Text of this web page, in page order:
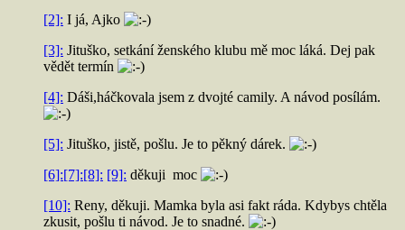
[2]: I já, Ajko
[3]: Jituško, setkání ženského klubu mě moc láká. Dej pak
vědět termín
[4]: Dáši,háčkovala jsem z dvojté camily. A návod posílám.
[5]: Jituško, jistě, pošlu. Je to pěkný dárek.
[6]:[7]:[8]: [9]: děkuji moc
[10]: Reny, děkuji. Mamka byla asi fakt ráda. Kdybys chtěla
zkusit, pošlu ti návod. Je to snadné.